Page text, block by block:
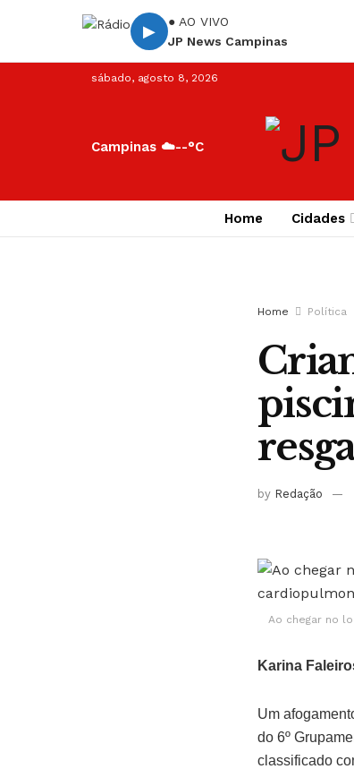
▶
● AO VIVO
JP News Campinas
sábado, agosto 8, 2026
Campinas ☁️--°C
Home Cidades
Home Política
by Redação
Ao chegar no
Karina
Um
do 6º
classificado